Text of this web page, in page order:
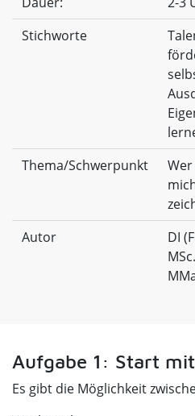
Stichworte
Thema/Schwerpunkt
Autor
DI
Aufgabe 1: Start
Es gibt die Möglichkeit